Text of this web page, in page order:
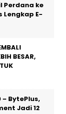
Perdana ke
Lengkap E-
BESAR,
BytePlus,
Jadi 12